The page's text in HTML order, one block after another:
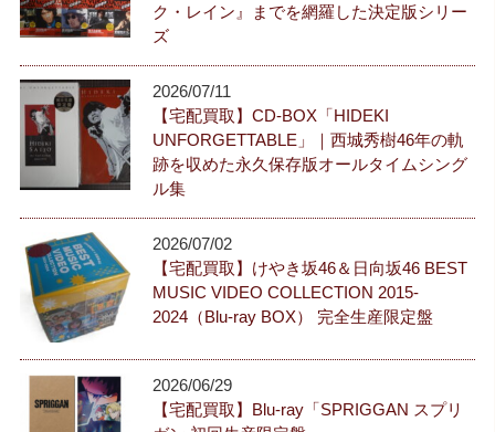
ク・レイン』までを網羅した決定版シリー
ズ
2026/07/11
【宅配買取】CD-BOX「HIDEKI
UNFORGETTABLE」｜西城秀樹46年の軌
跡を収めた永久保存版オールタイムシング
ル集
2026/07/02
【宅配買取】けやき坂46＆日向坂46 BEST
MUSIC VIDEO COLLECTION 2015-
2024（Blu-ray BOX） 完全生産限定盤
2026/06/29
【宅配買取】Blu-ray「SPRIGGAN スプリ